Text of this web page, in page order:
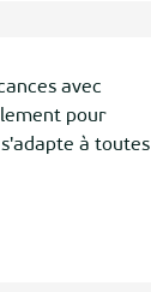
avec
pour
à toutes